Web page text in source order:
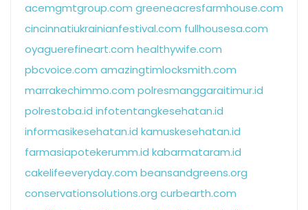
acemgmtgroup.com greeneacresfarmhouse.com
cincinnatiukrainianfestival.com fullhousesa.com
oyaguerefineart.com healthywife.com
pbcvoice.com amazingtimlocksmith.com
marrakechimmo.com polresmanggaraitimur.id
polrestoba.id infotentangkesehatan.id
informasikesehatan.id kamuskesehatan.id
farmasiapotekerumm.id kabarmataram.id
cakelifeeveryday.com beansandgreens.org
conservationsolutions.org curbearth.com